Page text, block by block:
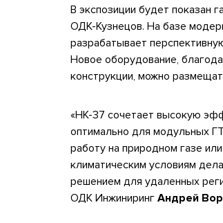
В экспозиции будет показан
ОДК-Кузнецов. На базе
разрабатывает
Новое оборудование,
конструкции, можно
«НК-37 сочетает высокую
оптимально для модульных
работу на природном газе
климатическим условиям
решением для удаленных
ОДК Инжиниринг Андрей